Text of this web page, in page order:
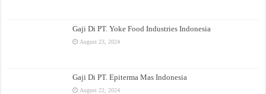
Gaji Di PT. Yoke Food Industries Indonesia
August 23, 2024
Gaji Di PT. Epiterma Mas Indonesia
August 22, 2024